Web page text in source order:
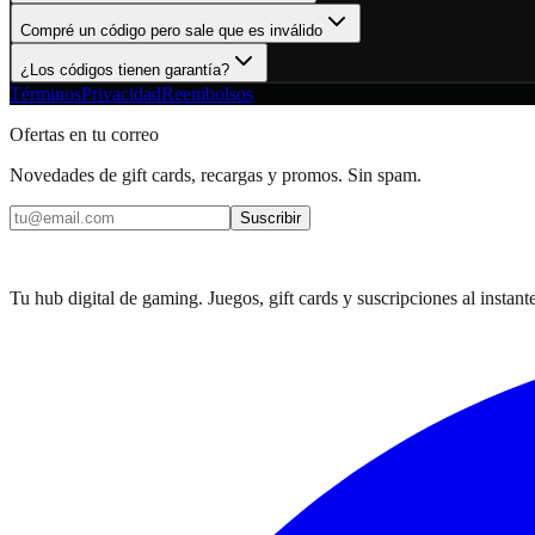
Compré un código pero sale que es inválido
¿Los códigos tienen garantía?
TérminosPrivacidadReembolsos
Ofertas en tu correo
Novedades de gift cards, recargas y promos. Sin spam.
Suscribir
Tu hub digital de gaming. Juegos, gift cards y suscripciones al